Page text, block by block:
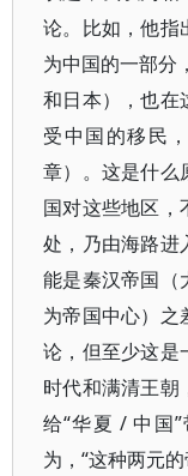
论。比如，他指
为中国的一部分
和日本），也在
受中国的移民
章）。这是什么
国对这些地区，
处，乃由海路进
能是秦汉帝国（
为帝国中心）之
论，但至少这是
时代和满清王朝
给“华夏 / 中国
为，“这种两元